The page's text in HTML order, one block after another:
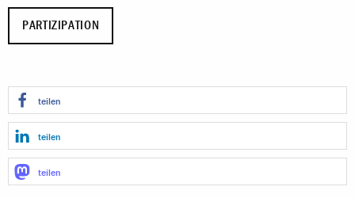
PARTIZIPATION
teilen
teilen
teilen